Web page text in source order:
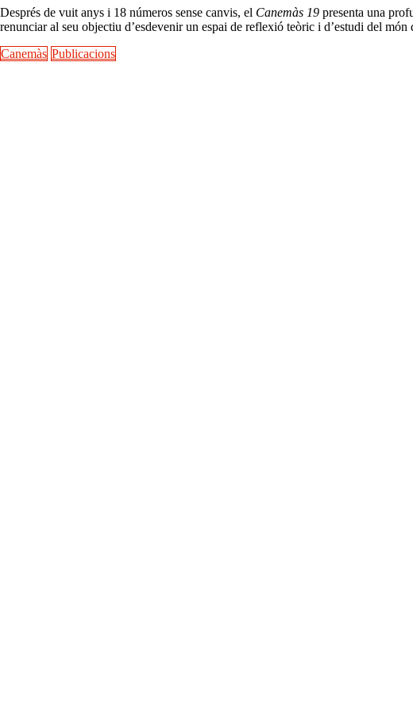
Després de vuit anys i 18 números sense canvis, el Canemàs 19 presenta una
renunciar al seu objectiu d’esdevenir un espai de reflexió teòric i d’estudi del món
Canemàs Publicacions